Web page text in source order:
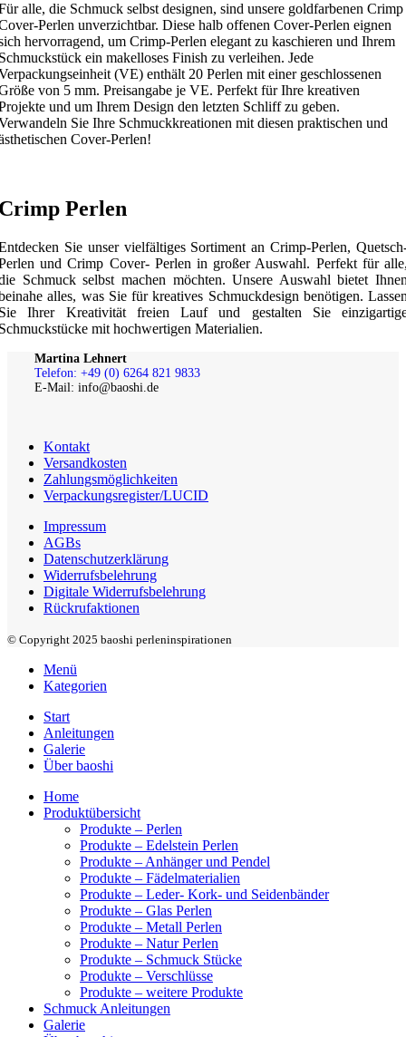
alle, die Schmuck selbst designen, sind unsere goldfarbenen Crimp
Perlen unverzichtbar. Diese halb offenen Cover-Perlen eignen
hervorragend, um Crimp-Perlen elegant zu kaschieren und Ihrem
ein makelloses Finish zu verleihen. Jede
(VE) enthält 20 Perlen mit einer geschlossenen
von 5 mm. Preisangabe je VE. Perfekt für Ihre kreativen
und um Ihrem Design den letzten Schliff zu geben.
Sie Ihre Schmuckkreationen mit diesen praktischen und
Cover-Perlen!
Perlen
Sie unser vielfältiges Sortiment an Crimp-Perlen,
und Crimp Cover- Perlen in großer Auswahl. Perfekt für
Schmuck selbst machen möchten. Unsere Auswahl bietet
alles, was Sie für kreatives Schmuckdesign benötigen.
Ihrer Kreativität freien Lauf und gestalten Sie
mit hochwertigen Materialien.
Martina Lehnert
Telefon: +49 (0) 6264 821 9833
E-Mail: info@baoshi.de
Kontakt
Versandkosten
Zahlungsmöglichkeiten
Verpackungsregister/LUCID
Impressum
AGBs
Datenschutzerklärung
Widerrufsbelehrung
Digitale Widerrufsbelehrung
Rückrufaktionen
© Copyright 2025 baoshi perleninspirationen
Menü
Kategorien
Start
Anleitungen
Galerie
Über baoshi
Home
Produktübersicht
Produkte – Perlen
Produkte – Edelstein Perlen
Produkte – Anhänger und Pendel
Produkte – Fädelmaterialien
Produkte – Leder- Kork- und Seidenbänder
Produkte – Glas Perlen
Produkte – Metall Perlen
Produkte – Natur Perlen
Produkte – Schmuck Stücke
Produkte – Verschlüsse
Produkte – weitere Produkte
Schmuck Anleitungen
Galerie